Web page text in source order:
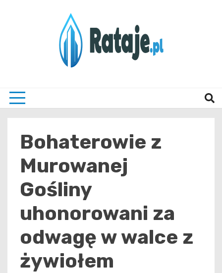
Bohaterowie z
Murowanej
Gośliny
uhonorowani za
odwagę w walce z
żywiołem